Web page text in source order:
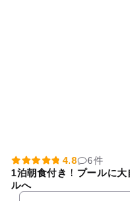
4.8
6件
1泊朝食付き！プールに
ルへ